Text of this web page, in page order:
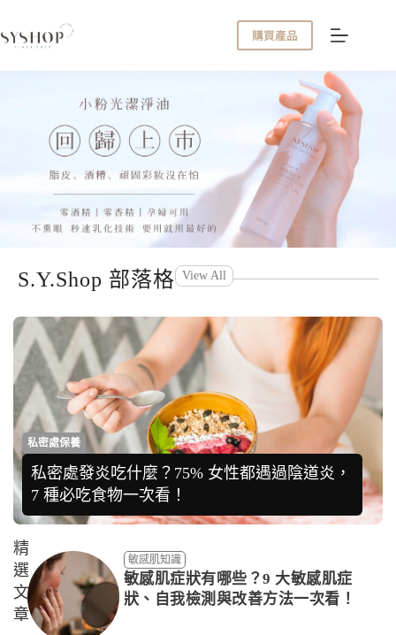
購買產品
S.Y.Shop 部落格 View All
私密處保養
私密處發炎吃什麼？75% 女性都遇過陰道炎，
7 種必吃食物一次看！
精
選
文
章
敏感肌知識
敏感肌症狀有哪些？9 大敏感肌症
狀、自我檢測與改善方法一次看！